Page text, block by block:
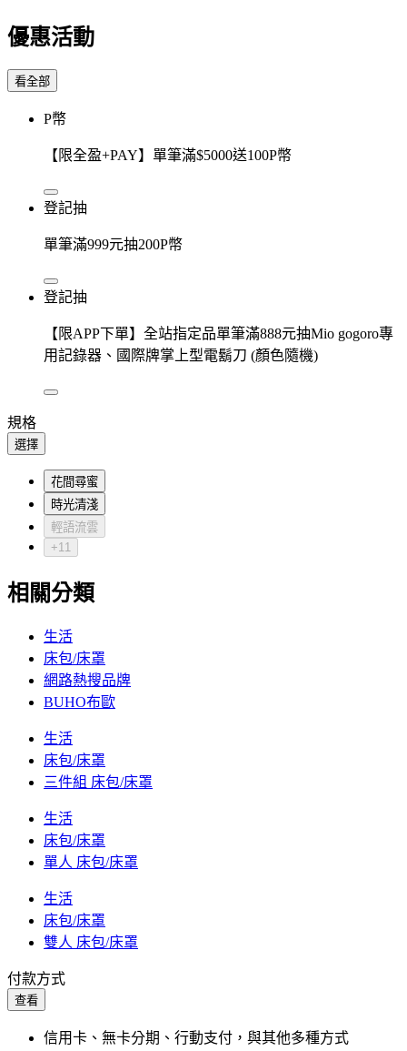
優惠活動
看全部
P幣
【限全盈+PAY】單筆滿$5000送100P幣
登記抽
單筆滿999元抽200P幣
登記抽
【限APP下單】全站指定品單筆滿888元抽Mio gogoro專
用記錄器、國際牌掌上型電鬍刀 (顏色隨機)
規格
選擇
花間尋蜜
時光清淺
輕語流雲
+11
相關分類
生活
床包/床罩
網路熱搜品牌
BUHO布歐
生活
床包/床罩
三件組 床包/床罩
生活
床包/床罩
單人 床包/床罩
生活
床包/床罩
雙人 床包/床罩
付款方式
查看
信用卡、無卡分期、行動支付，與其他多種方式